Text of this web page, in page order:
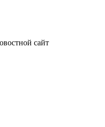
сайт